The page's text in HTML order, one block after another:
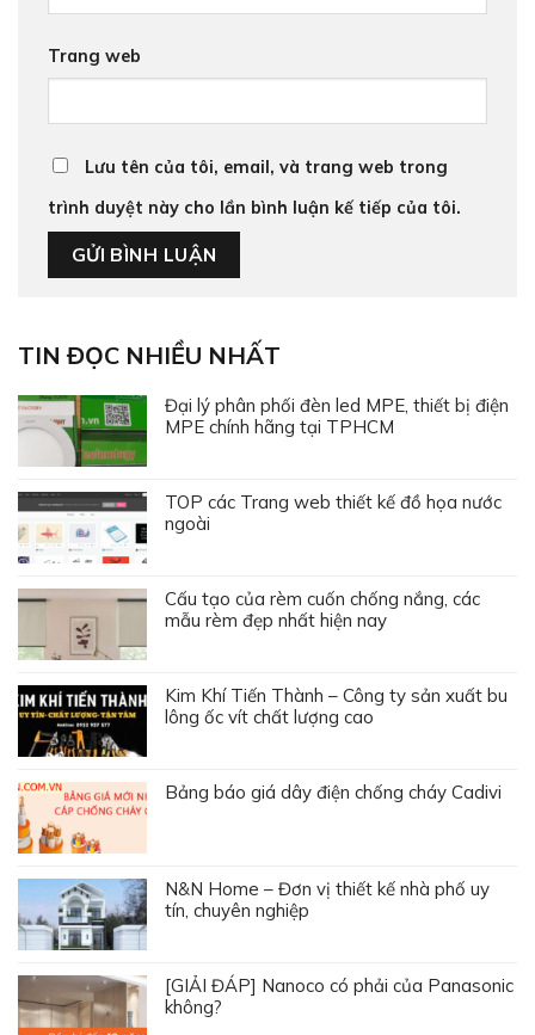
Trang web
Lưu tên của tôi, email, và trang web trong
trình duyệt này cho lần bình luận kế tiếp của tôi.
TIN ĐỌC NHIỀU NHẤT
Đại lý phân phối đèn led MPE, thiết bị điện
MPE chính hãng tại TPHCM
TOP các Trang web thiết kế đồ họa nước
ngoài
Cấu tạo của rèm cuốn chống nắng, các
mẫu rèm đẹp nhất hiện nay
Kim Khí Tiến Thành – Công ty sản xuất bu
lông ốc vít chất lượng cao
Bảng báo giá dây điện chống cháy Cadivi
N&N Home – Đơn vị thiết kế nhà phố uy
tín, chuyên nghiệp
[GIẢI ĐÁP] Nanoco có phải của Panasonic
không?